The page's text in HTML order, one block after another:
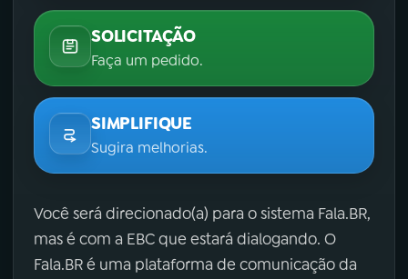
SOLICITAÇÃO
Faça um pedido.
SIMPLIFIQUE
Sugira melhorias.
Você será direcionado(a) para o sistema Fala.BR,
mas é com a EBC que estará dialogando. O
Fala.BR é uma plataforma de comunicação da